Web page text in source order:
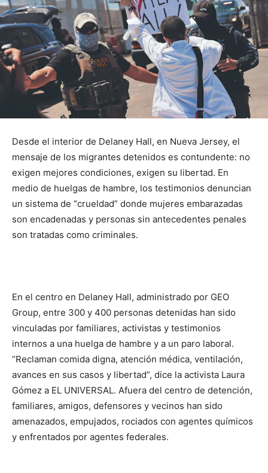
Desde el interior de Delaney Hall, en Nueva Jersey, el
mensaje de los migrantes detenidos es contundente: no
exigen mejores condiciones, exigen su libertad. En
medio de huelgas de hambre, los testimonios denuncian
un sistema de “crueldad” donde mujeres embarazadas
son encadenadas y personas sin antecedentes penales
son tratadas como criminales.
En el centro en Delaney Hall, administrado por GEO
Group, entre 300 y 400 personas detenidas han sido
vinculadas por familiares, activistas y testimonios
internos a una huelga de hambre y a un paro laboral.
“Reclaman comida digna, atención médica, ventilación,
avances en sus casos y libertad”, dice la activista Laura
Gómez a EL UNIVERSAL. Afuera del centro de detención,
familiares, amigos, defensores y vecinos han sido
amenazados, empujados, rociados con agentes químicos
y enfrentados por agentes federales.